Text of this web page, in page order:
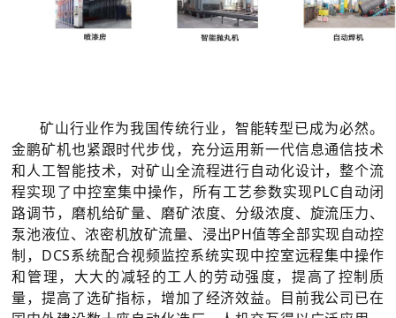
矿山行业作为我国传统行业，智能转型已成为必然。
金鹏矿机也紧跟时代步伐，充分运用新一代信息通信技术
和人工智能技术，对矿山全流程进行自动化设计，整个流
程实现了中控室集中操作，所有工艺参数实现PLC自动闭
路调节，磨机给矿量、磨矿浓度、分级浓度、旋流压力、
泵池液位、浓密机放矿流量、浸出PH值等全部实现自动控
制，DCS系统配合视频监控系统实现中控室远程集中操作
和管理，大大的减轻的工人的劳动强度，提高了控制质
量，提高了选矿指标，增加了经济效益。目前我公司已在